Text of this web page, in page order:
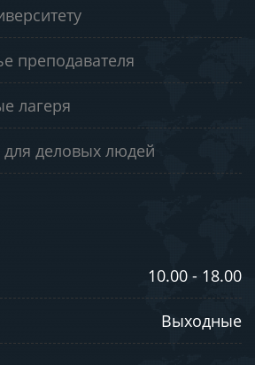
преподавателя
лагеря
деловых людей
10.00 - 18.00
Выходные